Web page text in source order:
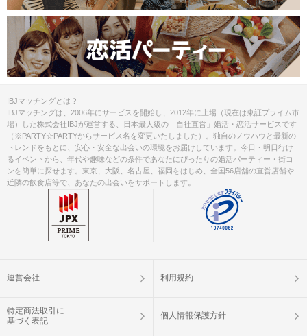
IBJマッチングとは？
IBJマッチングは、2006年にサービスを開始し、2012年に上場（現在は東証プライム市
場）した株式会社IBJが運営する、日本最大級の「自社直営」婚活・恋活サービスです
（※PARTY☆PARTYからサービス名を変更いたしました）。独自のノウハウと最新の
トレンドをもとに、安心・安全な出会いの環境をお届けしています。今日・明日行け
るイベントから、年代や趣味などの条件であなたにぴったりの婚活パーティー・街コ
ンを簡単に探せます。東京、大阪、名古屋、福岡をはじめ、全国56店舗の直営店舗や
近隣の飲食店等で、あなたの出会いをサポートします。
運営会社 利用規約
特定商法取引に
基づく表記
個人情報保護方針